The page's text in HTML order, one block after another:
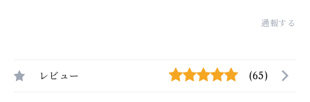
通報する
レビュー (65)